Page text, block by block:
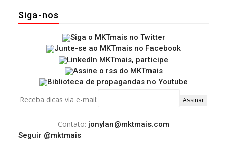
Siga-nos
Receba dicas via e-mail:
Contato: jonylan@mktmais.com
Seguir @mktmais